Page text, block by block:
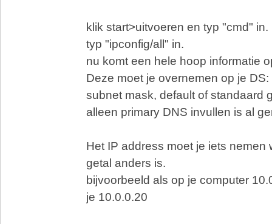
klik start>uitvoeren en typ "cmd" in.
typ "ipconfig/all" in.
nu komt een hele hoop informatie
Deze moet je overnemen op je DS:
subnet mask, default of standaard
alleen primary DNS invullen is al
Het IP address moet je iets nemen
getal anders is.
bijvoorbeeld als op je computer
je 10.0.0.20